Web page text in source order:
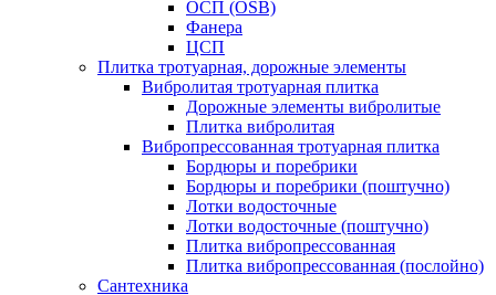
ОСП (OSB)
Фанера
ЦСП
Плитка тротуарная, дорожные элементы
Вибролитая тротуарная плитка
Дорожные элементы вибролитые
Плитка вибролитая
Вибропрессованная тротуарная плитка
Бордюры и поребрики
Бордюры и поребрики (поштучно)
Лотки водосточные
Лотки водосточные (поштучно)
Плитка вибропрессованная
Плитка вибропрессованная (послойно)
Сантехника